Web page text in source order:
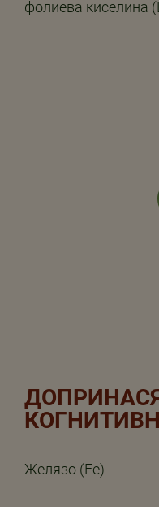
фолиева киселина
Желязо (Fe)